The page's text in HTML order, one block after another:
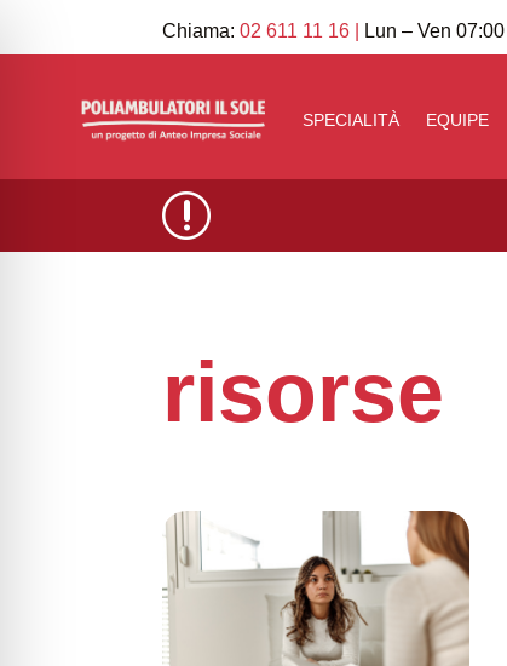
Chiama:02 611 11 16 Lun – Ven
SPECIALITÀ EQUIPE
r
risorse